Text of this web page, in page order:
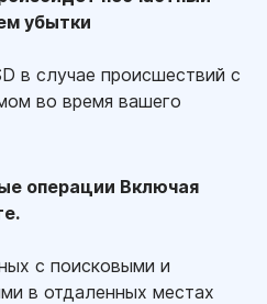
убытки
в случае происшествий с
во время вашего
операции Включая
с поисковыми и
в отдаленных местах